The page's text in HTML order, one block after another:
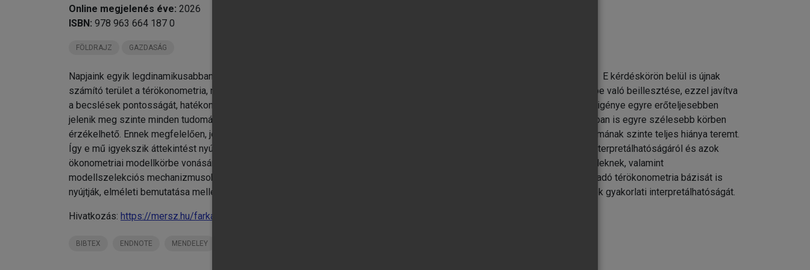
Online megjelenés éve: 2026
ISBN: 978 963 664 187 0
FÖLDRAJZ GAZDASÁG
Napjaink egyik legdinamikusabban fejlődő tudományterülete az empirikus modellezés ökonometriai-módszertani fejlesztése. E kérdéskörön belül is újnak
számító terület a térökonometria, mely célja a megfigyelt adatok között tapasztalható területi kapcsolatok standard modellekbe való beillesztése, ezzel javítva
a becslések pontosságát, hatékonyságát. A térbeli kapcsolatok fontosságának felismerése, és azok modellkörbe vonásának igénye egyre erőteljesebben
jelenik meg szinte minden tudományterületen, túlmutatva a közgazdasági kutatásokon, mely módszertan alkalmazása hazánkban is egyre szélesebb körben
érzékelhető. Ennek megfelelően, jelen monográfia célja kitölteni azt az űrt, melyet e részdiszciplína magyar nyelvű szakirodalmának szinte teljes hiánya teremt.
Így e mű igyekszik áttekintést nyújtani a térökonometriai modellezés alapjairól: a térbeli kapcsolatok típusairól, matematikai interpretálhatóságáról és azok
ökonometriai modellkörbe vonásának lehetőségeiről. A térbeli kapcsolatok alaptípusainak, az alapvető térökonometriai modelleknek, valamint
modellszelekciós mechanizmusoknak, melyek amellett, hogy önmagukban is kiválóan alkalmasak elemzésekre, továbbá a haladó térökonometria bázisát is
nyújtják, elméleti bemutatása mellett a szerző minden esetben igyekezett empirikus példákkal illusztrálni az elméleti modellek gyakorlati interpretálhatóságát.
Hivatkozás: https://mersz.hu/farkas-bevezetes-a-terokonometriaba//
BIBTEX ENDNOTE MENDELEY